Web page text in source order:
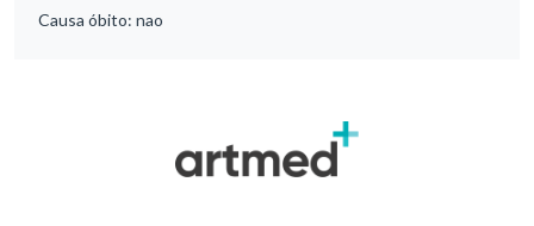
Causa óbito: nao